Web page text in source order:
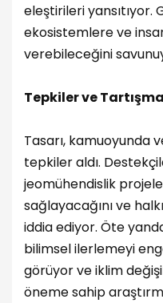
eleştirileri yansıtıyor.
ekosistemlere ve
verebileceğini
Tepkiler ve
Tasarı, kamuoyunda
tepkiler aldı.
jeomühendislik
sağlayacağını ve
iddia ediyor. Öte
bilimsel ilerlemeyi
görüyor ve iklim
öneme sahip